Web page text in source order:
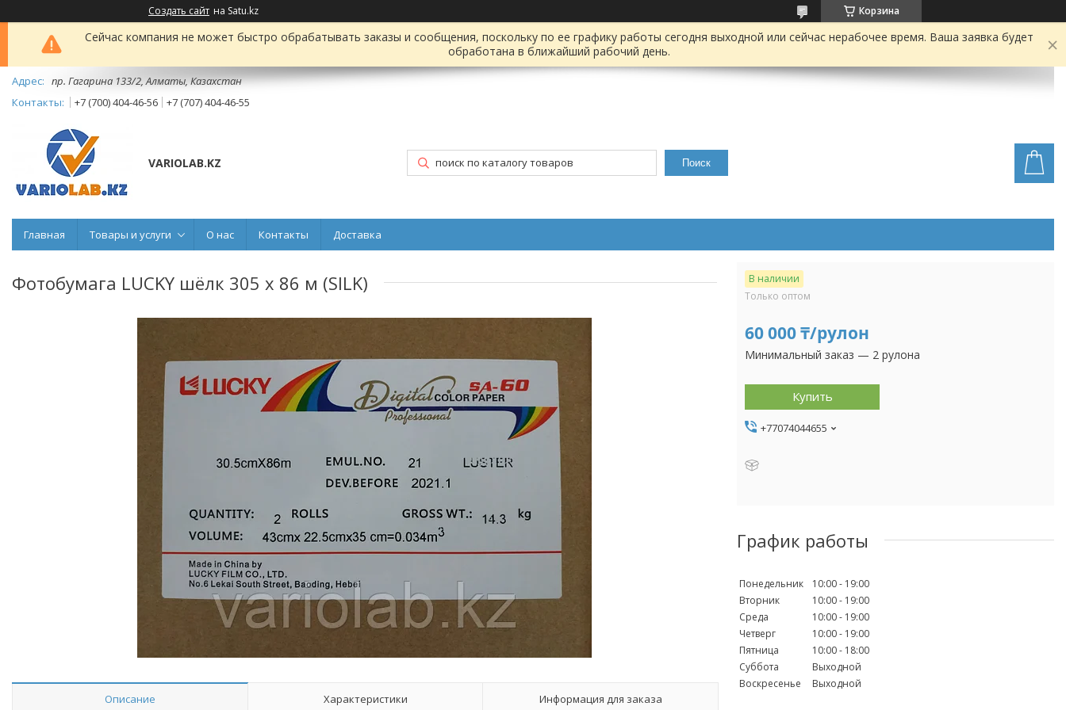
Создать сайт на Satu.kz Корзина
Сейчас компания не может быстро обрабатывать заказы и сообщения, поскольку по ее графику работы сегодня выходной или сейчас нерабочее время. Ваша заявка будет
обработана в ближайший рабочий день.
пр. Гагарина 133/2, Алматы, Казахстан
+7 (700) 404-46-56
+7 (707) 404-46-55
VARIOLAB.KZ Поиск
Главная Товары и услуги О нас Контакты Доставка
Фотобумага LUCKY шёлк 305 х 86 м (SILK)
Описание Характеристики Информация для заказа
В наличии
Только оптом
60 000 ₸/рулон
Минимальный заказ — 2 рулона
Купить
+77074044655
График работы
Понедельник 10:00
19:00
Вторник
10:00
19:00
Среда
10:00
19:00
Четверг
10:00
19:00
Пятница
10:00
18:00
Суббота
Выходной
Воскресенье
Выходной